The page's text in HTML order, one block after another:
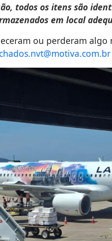
todos os itens são
em local
ou perderam